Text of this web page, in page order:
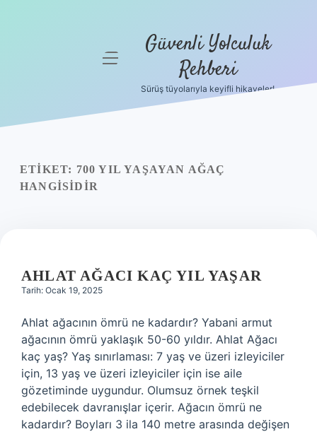
Yasal Uyarı
menüyü Güvenli Yolculuk
Rehberi
Sürüş tüyolarıyla keyifli hikayeler!
ETIKET: 700 YIL YAŞAYAN AĞAÇ
HANGISIDIR
AHLAT AĞACI KAÇ YIL YAŞAR
Tarih: Ocak 19, 2025
Ahlat ağacının ömrü ne kadardır? Yabani armut
ağacının ömrü yaklaşık 50-60 yıldır. Ahlat Ağacı
kaç yaş? Yaş sınırlaması: 7 yaş ve üzeri izleyiciler
için, 13 yaş ve üzeri izleyiciler için ise aile
gözetiminde uygundur. Olumsuz örnek teşkil
edebilecek davranışlar içerir. Ağacın ömrü ne
kadardır? Boyları 3 ila 140 metre arasında değişen